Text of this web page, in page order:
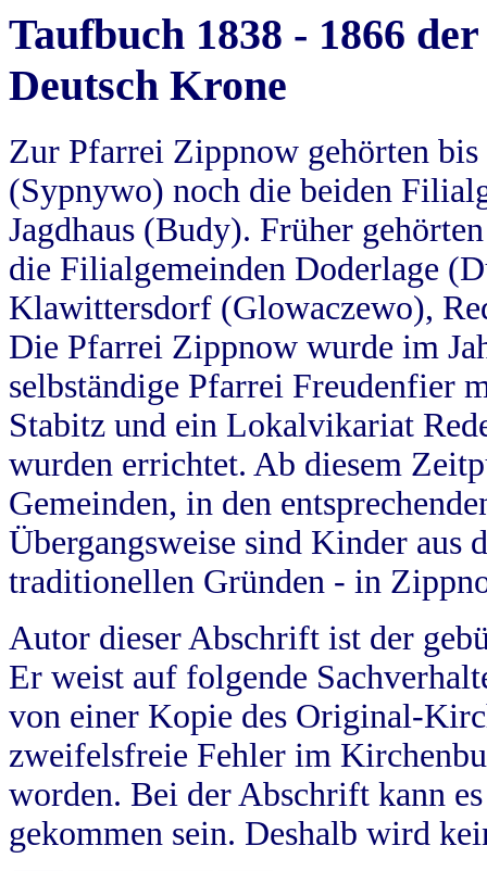
Taufbuch 1838 - 1866
Deutsch Krone
Zur Pfarrei Zippnow gehörten
(Sypnywo) noch die beiden
Jagdhaus (Budy). Früher
die Filialgemeinden Doderlage
Klawittersdorf (Glowaczewo),
Die Pfarrei Zippnow wurde im
selbständige Pfarrei Freudenfier
Stabitz und ein Lokalvikariat
wurden errichtet. Ab diesem
Gemeinden, in den
Übergangsweise sind Kinder aus
traditionellen Gründen - in
Autor dieser Abschrift ist der
Er weist auf folgende
von einer Kopie des Original-
zweifelsfreie Fehler im
worden. Bei der Abschrift kann
gekommen sein. Deshalb wird